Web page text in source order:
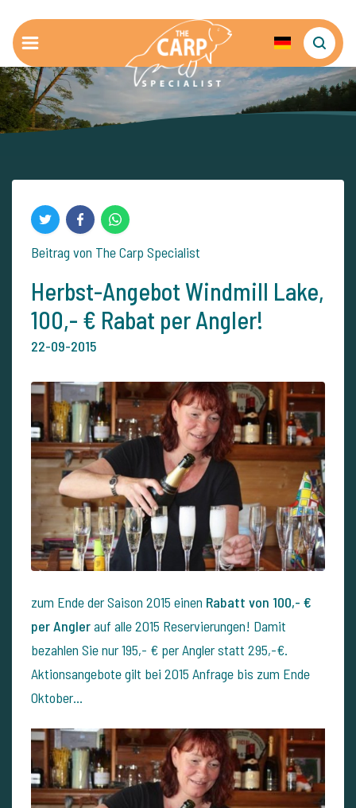
Beitrag von The Carp Specialist
Herbst-Angebot Windmill Lake,
100,- € Rabat per Angler!
22-09-2015
zum Ende der Saison 2015 einen Rabatt von 100,- €
per Anglerauf alle 2015 Reservierungen! Damit
bezahlen Sie nur 195,- € per Angler statt 295,-€.
Aktionsangebote gilt bei 2015 Anfrage bis zum Ende
Oktober…